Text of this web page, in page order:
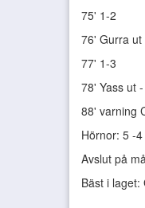
75' 1-2
76' Gurra ut
77' 1-3
78' Yass ut
88' varning
Hörnor: 5 -4
Avslut på
Bäst i laget: